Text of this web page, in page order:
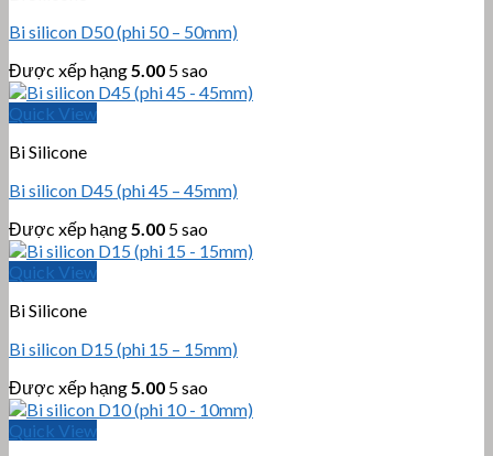
Bi silicon D50 (phi 50 – 50mm)
Được xếp hạng 5.00 5 sao
Quick View
Bi Silicone
Bi silicon D45 (phi 45 – 45mm)
Được xếp hạng 5.00 5 sao
Quick View
Bi Silicone
Bi silicon D15 (phi 15 – 15mm)
Được xếp hạng 5.00 5 sao
Quick View